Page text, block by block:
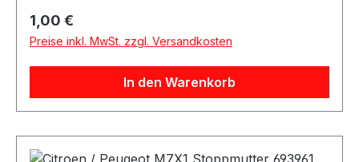
Regulärer Preis:
1,00 €
Preise inkl. MwSt. zzgl. Versandkosten
In den Warenkorb